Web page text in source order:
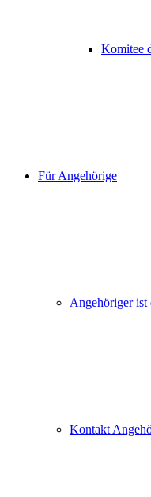
Komitee
Für Angehörige
Angehöriger ist
Kontakt